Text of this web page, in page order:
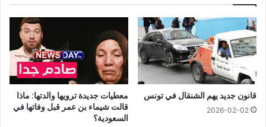
قانون جديد يهم الشنقال في تونس
2026-02-02
معطيات جديدة ترويها والدتها: ماذا
قالت شيماء بن عمر قبل وفاتها في
السعودية؟